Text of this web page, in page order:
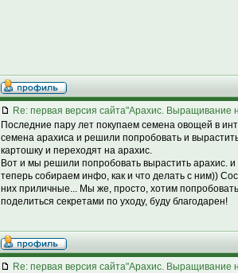
Re: первая версия сайта"Арахис. Выращивание
Последние пару лет покупаем семена овощей в
семена арахиса и решили попробовать и
картошку и переходят на арахис.
Вот и мы решили попробовать вырастить арахис. и
теперь собираем инфо, как и что делать с ним))
них приличные... Мы же, просто, хотим
поделиться секретами по уходу, буду благодарен!
Re: первая версия сайта"Арахис. Выращивание